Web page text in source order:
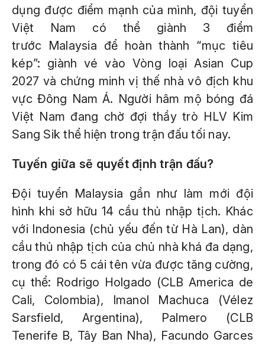
dụng được điểm mạnh của mình, đội tuyển
Việt Nam có thể giành 3 điểm
trước Malaysia để hoàn thành “mục tiêu
kép”: giành vé vào Vòng loại Asian Cup
2027 và chứng minh vị thế nhà vô địch khu
vực Đông Nam Á. Người hâm mộ bóng đá
Việt Nam đang chờ đợi thầy trò HLV Kim
Sang Sik thể hiện trong trận đấu tối nay.
Tuyến giữa sẽ quyết định trận đấu?
Đội tuyển Malaysia gần như làm mới đội
hình khi sở hữu 14 cầu thủ nhập tịch. Khác
với Indonesia (chủ yếu đến từ Hà Lan), dàn
cầu thủ nhập tịch của chủ nhà khá đa dạng,
trong đó có 5 cái tên vừa được tăng cường,
cụ thể: Rodrigo Holgado (CLB America de
Cali, Colombia), Imanol Machuca (Vélez
Sarsfield, Argentina), Palmero (CLB
Tenerife B, Tây Ban Nha), Facundo Garces